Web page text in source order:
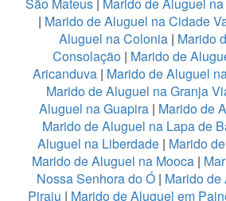
| Marido de Aluguel na Cidade
Aluguel na Colonia| Marido
Consolação | Marido de
Aricanduva | Marido de Aluguel
Marido de Aluguel na Granja
Aluguel na Guapira | Marido de
Marido de Aluguel na Lapa de
Aluguel na Liberdade | Marido
Marido de Aluguel na Mooca |
Nossa Senhora do Ó | Marido
Piraju | Marido de Aluguel em